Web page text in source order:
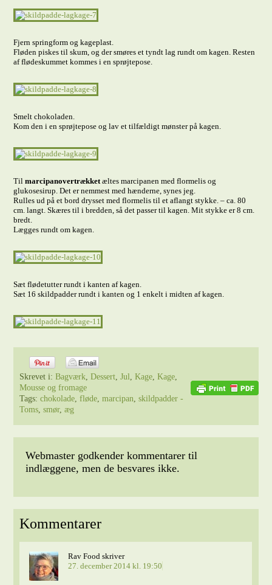
Fjern springform og kageplast.
Fløden piskes til skum, og der smøres et tyndt lag rundt om kagen. Resten
af flødeskummet kommes i en sprøjtepose.
Smelt chokoladen.
Kom den i en sprøjtepose og lav et tilfældigt mønster på kagen.
Tilmarcipanovertrækketæltes marcipanen med flormelis og
glukosesirup. Det er nemmest med hænderne, synes jeg.
Rulles ud på et bord drysset med flormelis til et aflangt stykke. – ca. 80
cm. langt. Skæres til i bredden, så det passer til kagen. Mit stykke er 8 cm.
bredt.
Lægges rundt om kagen.
Sæt flødetutter rundt i kanten af kagen.
Sæt 16 skildpadder rundt i kanten og 1 enkelt i midten af kagen.
Skrevet i:Bagværk,Dessert,Jul,Kage,Kage,
Mousse og fromage
Tags:chokolade,fløde,marcipan,skildpadder -
Toms,smør,æg
Webmaster godkender kommentarer til
indlæggene, men de besvares ikke.
Kommentarer
Rav Food skriver
27. december 2014 kl. 19:50